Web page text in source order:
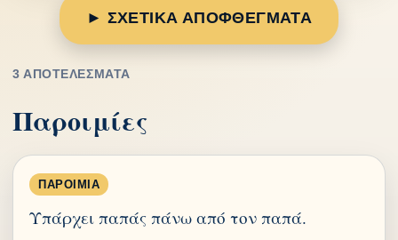
► ΣΧΕΤΙΚΑ ΑΠΟΦΘΕΓΜΑΤΑ
3 ΑΠΟΤΕΛΈΣΜΑΤΑ
Παροιμίες
ΠΑΡΟΙΜΊΑ
Υπάρχει παπάς πάνω από τον παπά.